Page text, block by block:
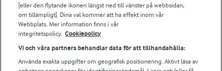
Följ oss
[eller den flytande ikonen längst ned till vänster på webbsidan,
om tillämpligt]. Dina val kommer att ha effekt inom vår
Webbplats. Mer information finns i vår
integritetspolicy. Cookiepolicy
Vi och våra partners behandlar data för att tillhandahålla:
Använda exakta uppgifter om geografisk positionering. Aktivt läsa av